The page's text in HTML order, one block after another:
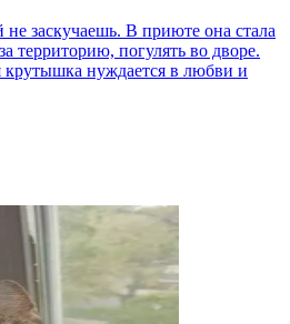
заскучаешь. В приюте она стала
территорию, погулять во дворе.
крутышка нуждается в любви и